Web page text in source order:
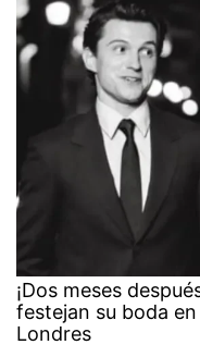
¡Dos meses
festejan su boda
Londres